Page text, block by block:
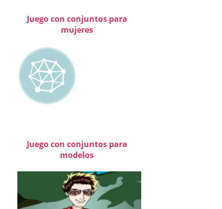
Juego con conjuntos para
mujeres
Juego con conjuntos para
modelos